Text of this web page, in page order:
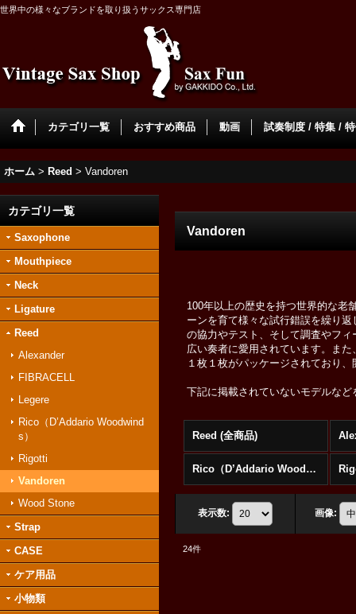
世界中の様々なブランドを取り扱うサックス専門店
カテゴリ一覧 おすすめ商品 動画 試奏制度 / 特集 /
ホーム > Reed > Vandoren
カテゴリ一覧
Saxophone
Mouthpiece
Neck
Ligature
Reed
Alexander
FIBRACELL
Legere
Rico（D’Addario Woodwind
s）
Rigotti
Vandoren
Wood Stone
Strap
CASE
ケア用品
小物類
Vandoren
100年以上の歴史を持つ世界的な老
ーンを育て様々な試行錯誤を繰り
の協力やテスト、そして調査やフ
広い奏者に愛用されています。ま
１枚１枚がパッケージされており
下記に掲載されていないモデルな
Reed (全商品)
Rico（D’Addario Woodwinds）
表示数: 画像:
24件